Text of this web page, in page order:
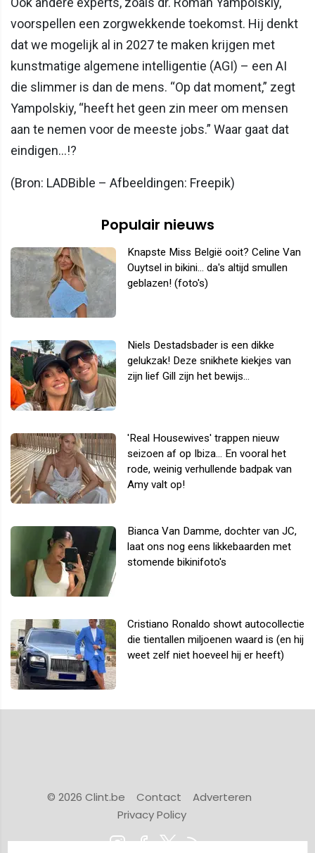
voorspellen een zorgwekkende toekomst. Hij denkt
dat we mogelijk al in 2027 te maken krijgen met
kunstmatige algemene intelligentie (AGI) – een AI
die slimmer is dan de mens. “Op dat moment,” zegt
Yampolskiy, “heeft het geen zin meer om mensen
aan te nemen voor de meeste jobs.” Waar gaat dat
eindigen…!?
(Bron: LADBible – Afbeeldingen: Freepik)
Populair nieuws
Knapste Miss België ooit? Celine Van
Ouytsel in bikini... da's altijd smullen
geblazen! (foto's)
Niels Destadsbader is een dikke
gelukzak! Deze snikhete kiekjes van
zijn lief Gill zijn het bewijs...
'Real Housewives' trappen nieuw
seizoen af op Ibiza... En vooral het
rode, weinig verhullende badpak van
Amy valt op!
Bianca Van Damme, dochter van JC,
laat ons nog eens likkebaarden met
stomende bikinifoto's
Cristiano Ronaldo showt autocollectie
die tientallen miljoenen waard is (en hij
weet zelf niet hoeveel hij er heeft)
© 2026 Clint.be Contact
Adverteren
Privacy Policy